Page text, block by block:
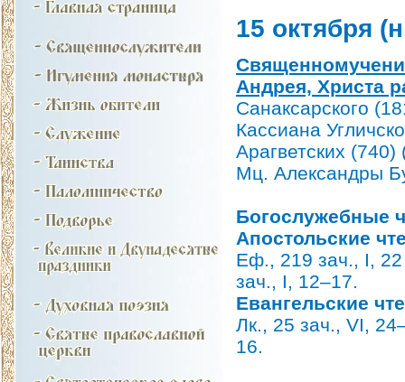
15 октября
Андрея, Христа
Санаксарского
Кассиана
Арагветских (740)
Мц. Александры
Богослужебные
Апостольские
Еф., 219 зач., I,
зач., I, 12–17.
Евангельские
Лк., 25 зач., VI,
16.